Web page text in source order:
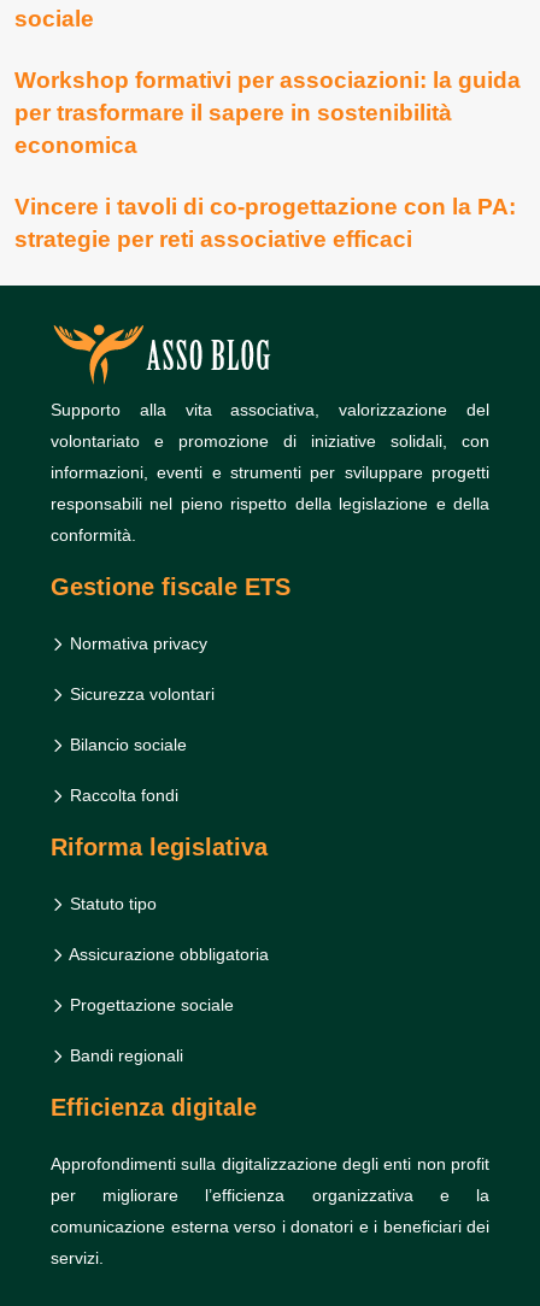
sociale
Workshop formativi per associazioni: la guida
per trasformare il sapere in sostenibilità
economica
Vincere i tavoli di co-progettazione con la PA:
strategie per reti associative efficaci
Supporto alla vita associativa, valorizzazione del
volontariato e promozione di iniziative solidali, con
informazioni, eventi e strumenti per sviluppare progetti
responsabili nel pieno rispetto della legislazione e della
conformità.
Gestione fiscale ETS
Normativa privacy
Sicurezza volontari
Bilancio sociale
Raccolta fondi
Riforma legislativa
Statuto tipo
Assicurazione obbligatoria
Progettazione sociale
Bandi regionali
Efficienza digitale
Approfondimenti sulla digitalizzazione degli enti non profit
per migliorare l’efficienza organizzativa e la
comunicazione esterna verso i donatori e i beneficiari dei
servizi.